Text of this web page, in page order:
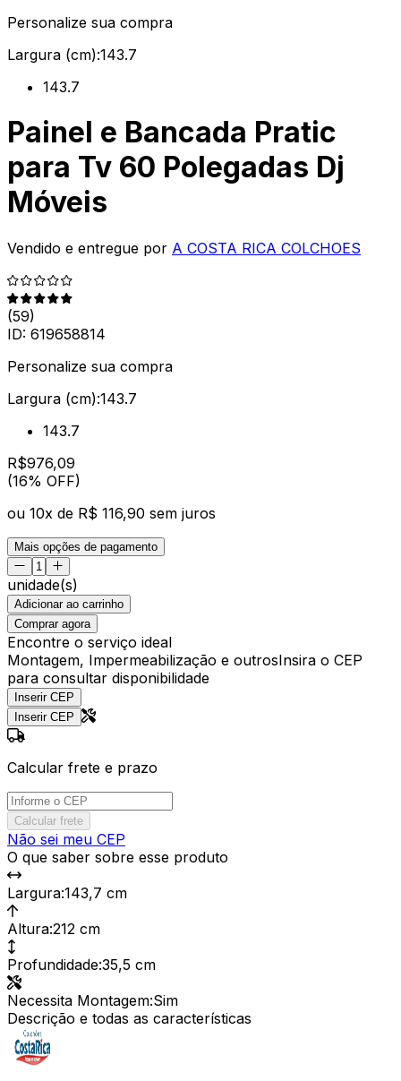
Personalize sua compra
Largura (cm):143.7
143.7
Painel e Bancada Pratic
para Tv 60 Polegadas Dj
Móveis
Vendido e entregue por A COSTA RICA COLCHOES
(59)
ID: 619658814
Personalize sua compra
Largura (cm):143.7
143.7
R$976,09
(16% OFF)
ou 10x de R$ 116,90 sem juros
Mais opções de pagamento
unidade(s)
Adicionar ao carrinho
Comprar agora
Encontre o serviço ideal
Montagem, Impermeabilização e outrosInsira o CEP
para consultar disponibilidade
Inserir CEP
Inserir CEP
Calcular frete e prazo
Calcular frete
Não sei meu CEP
O que saber sobre esse produto
Largura:143,7 cm
Altura:212 cm
Profundidade:35,5 cm
Necessita Montagem:Sim
Descrição e todas as características